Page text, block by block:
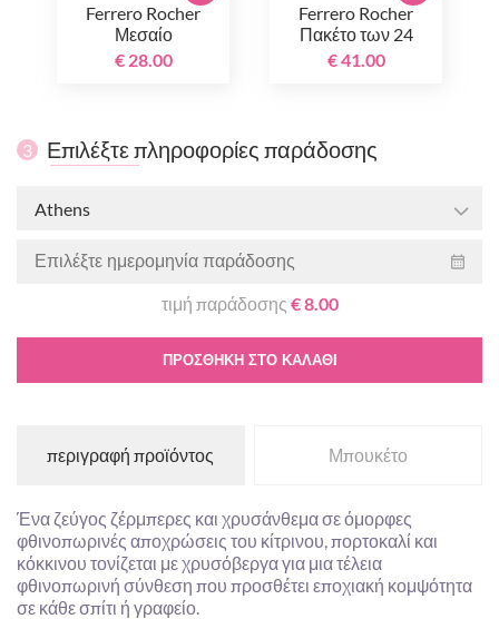
Ferrero Rocher
Μεσαίο
€ 28.00
Ferrero Rocher
Πακέτο των 24
€ 41.00
3 Επιλέξτε πληροφορίες παράδοσης
Athens
τιμή παράδοσης € 8.00
ΠΡΟΣΘΉΚΗ ΣΤΟ ΚΑΛΆΘΙ
περιγραφή προϊόντος Μπουκέτο
Ένα ζεύγος ζέρμπερες και χρυσάνθεμα σε όμορφες
φθινοπωρινές αποχρώσεις του κίτρινου, πορτοκαλί και
κόκκινου τονίζεται με χρυσόβεργα για μια τέλεια
φθινοπωρινή σύνθεση που προσθέτει εποχιακή κομψότητα
σε κάθε σπίτι ή γραφείο.